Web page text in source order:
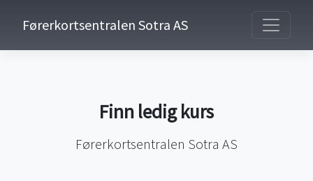
Førerkortsentralen Sotra AS
Finn ledig kurs
Førerkortsentralen Sotra AS